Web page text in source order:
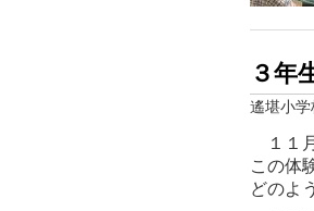
３年
遙堪小学
１１
この体
どのよ